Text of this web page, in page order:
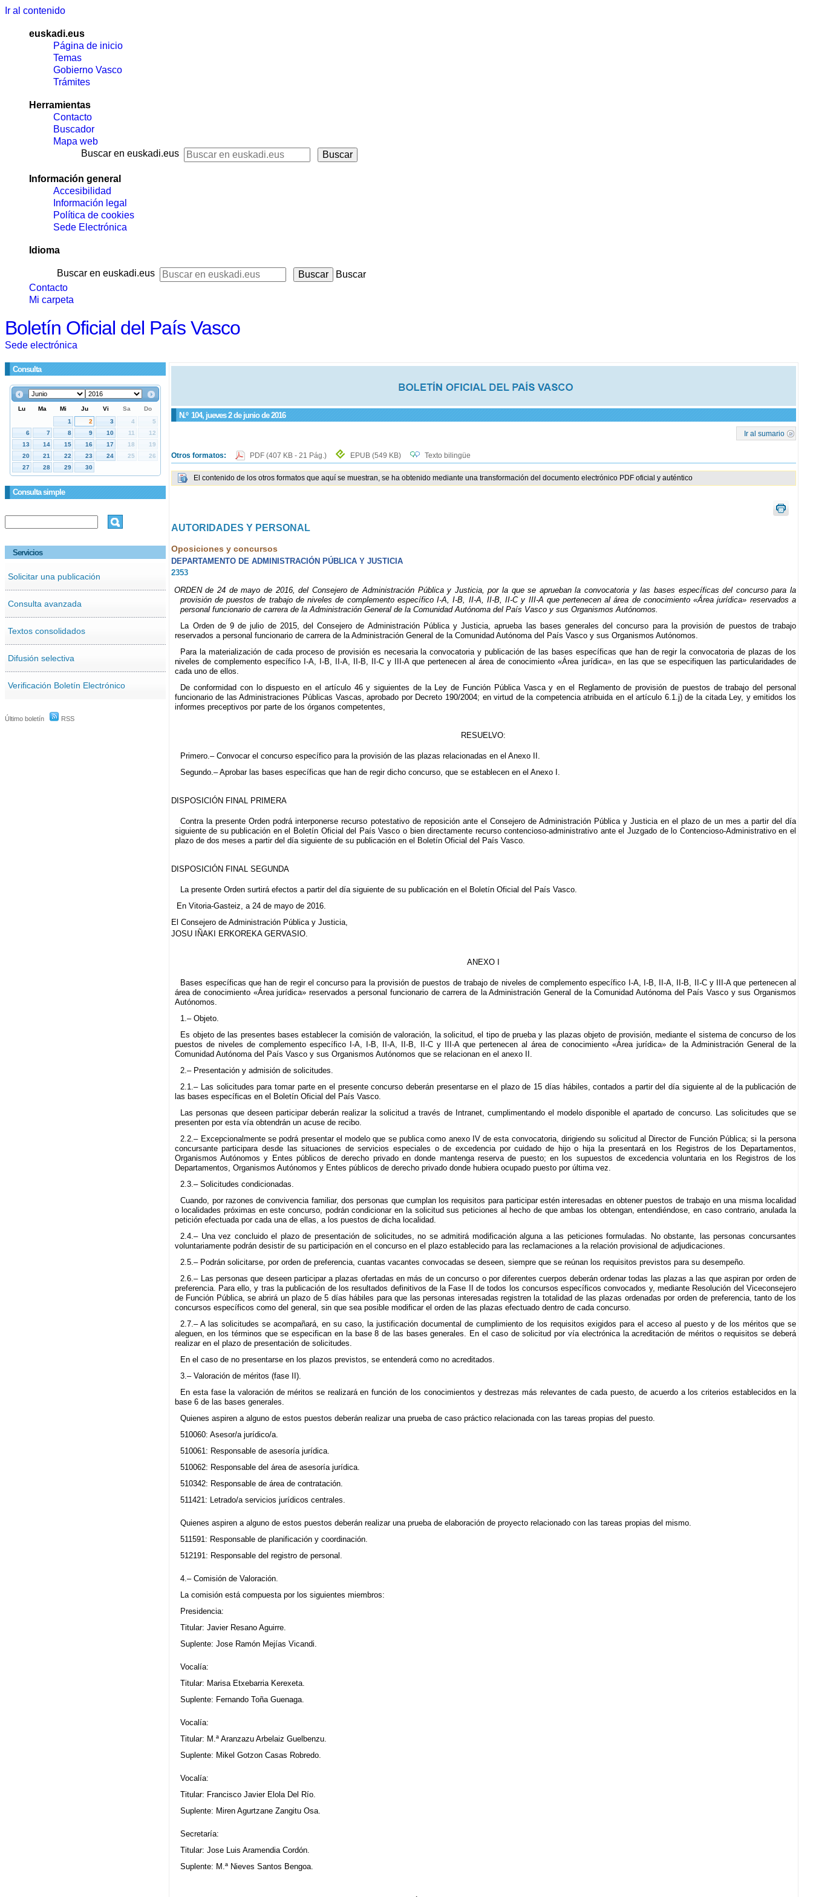
Ir al contenido
euskadi.eus
Página de inicio
Temas
Gobierno Vasco
Trámites
Herramientas
Contacto
Buscador
Mapa web
Buscar en euskadi.eus
Información general
Accesibilidad
Información legal
Política de cookies
Sede Electrónica
Idioma
Buscar en euskadi.eus
Buscar
Contacto
Mi carpeta
Boletín Oficial del País Vasco
Sede electrónica
Consulta
Consulta simple
Servicios
Solicitar una publicación
Consulta avanzada
Textos consolidados
Difusión selectiva
Verificación Boletín Electrónico
Último boletín RSS
N.º 104, jueves 2 de junio de 2016
Ir al sumario
Otros formatos: PDF (407 KB - 21 Pág.) EPUB (549 KB) Texto bilingüe
El contenido de los otros formatos que aquí se muestran, se ha obtenido mediante una transformación del documento electrónico PDF oficial y auténtico
AUTORIDADES Y PERSONAL
Oposiciones y concursos
DEPARTAMENTO DE ADMINISTRACIÓN PÚBLICA Y JUSTICIA
2353
ORDEN de 24 de mayo de 2016, del Consejero de Administración Pública y Justicia, por la que se aprueban la convocatoria y las bases específicas del concurso para la
provisión de puestos de trabajo de niveles de complemento específico I-A, I-B, II-A, II-B, II-C y III-A que pertenecen al área de conocimiento «Área jurídica» reservados a
personal funcionario de carrera de la Administración General de la Comunidad Autónoma del País Vasco y sus Organismos Autónomos.
La Orden de 9 de julio de 2015, del Consejero de Administración Pública y Justicia, aprueba las bases generales del concurso para la provisión de puestos de trabajo
reservados a personal funcionario de carrera de la Administración General de la Comunidad Autónoma del País Vasco y sus Organismos Autónomos.
Para la materialización de cada proceso de provisión es necesaria la convocatoria y publicación de las bases específicas que han de regir la convocatoria de plazas de los
niveles de complemento específico I-A, I-B, II-A, II-B, II-C y III-A que pertenecen al área de conocimiento «Área jurídica», en las que se especifiquen las particularidades de
cada uno de ellos.
De conformidad con lo dispuesto en el artículo 46 y siguientes de la Ley de Función Pública Vasca y en el Reglamento de provisión de puestos de trabajo del personal
funcionario de las Administraciones Públicas Vascas, aprobado por Decreto 190/2004; en virtud de la competencia atribuida en el artículo 6.1.j) de la citada Ley, y emitidos los
informes preceptivos por parte de los órganos competentes,
RESUELVO:
Primero.– Convocar el concurso específico para la provisión de las plazas relacionadas en el Anexo II.
Segundo.– Aprobar las bases específicas que han de regir dicho concurso, que se establecen en el Anexo I.
DISPOSICIÓN FINAL PRIMERA
Contra la presente Orden podrá interponerse recurso potestativo de reposición ante el Consejero de Administración Pública y Justicia en el plazo de un mes a partir del día
siguiente de su publicación en el Boletín Oficial del País Vasco o bien directamente recurso contencioso-administrativo ante el Juzgado de lo Contencioso-Administrativo en el
plazo de dos meses a partir del día siguiente de su publicación en el Boletín Oficial del País Vasco.
DISPOSICIÓN FINAL SEGUNDA
La presente Orden surtirá efectos a partir del día siguiente de su publicación en el Boletín Oficial del País Vasco.
En Vitoria-Gasteiz, a 24 de mayo de 2016.
El Consejero de Administración Pública y Justicia,
JOSU IÑAKI ERKOREKA GERVASIO.
ANEXO I
Bases específicas que han de regir el concurso para la provisión de puestos de trabajo de niveles de complemento específico I-A, I-B, II-A, II-B, II-C y III-A que pertenecen al
área de conocimiento «Área jurídica» reservados a personal funcionario de carrera de la Administración General de la Comunidad Autónoma del País Vasco y sus Organismos
Autónomos.
1.– Objeto.
Es objeto de las presentes bases establecer la comisión de valoración, la solicitud, el tipo de prueba y las plazas objeto de provisión, mediante el sistema de concurso de los
puestos de niveles de complemento específico I-A, I-B, II-A, II-B, II-C y III-A que pertenecen al área de conocimiento «Área jurídica» de la Administración General de la
Comunidad Autónoma del País Vasco y sus Organismos Autónomos que se relacionan en el anexo II.
2.– Presentación y admisión de solicitudes.
2.1.– Las solicitudes para tomar parte en el presente concurso deberán presentarse en el plazo de 15 días hábiles, contados a partir del día siguiente al de la publicación de
las bases específicas en el Boletín Oficial del País Vasco.
Las personas que deseen participar deberán realizar la solicitud a través de Intranet, cumplimentando el modelo disponible el apartado de concurso. Las solicitudes que se
presenten por esta vía obtendrán un acuse de recibo.
2.2.– Excepcionalmente se podrá presentar el modelo que se publica como anexo IV de esta convocatoria, dirigiendo su solicitud al Director de Función Pública; si la persona
concursante participara desde las situaciones de servicios especiales o de excedencia por cuidado de hijo o hija la presentará en los Registros de los Departamentos,
Organismos Autónomos y Entes públicos de derecho privado en donde mantenga reserva de puesto; en los supuestos de excedencia voluntaria en los Registros de los
Departamentos, Organismos Autónomos y Entes públicos de derecho privado donde hubiera ocupado puesto por última vez.
2.3.– Solicitudes condicionadas.
Cuando, por razones de convivencia familiar, dos personas que cumplan los requisitos para participar estén interesadas en obtener puestos de trabajo en una misma localidad
o localidades próximas en este concurso, podrán condicionar en la solicitud sus peticiones al hecho de que ambas los obtengan, entendiéndose, en caso contrario, anulada la
petición efectuada por cada una de ellas, a los puestos de dicha localidad.
2.4.– Una vez concluido el plazo de presentación de solicitudes, no se admitirá modificación alguna a las peticiones formuladas. No obstante, las personas concursantes
voluntariamente podrán desistir de su participación en el concurso en el plazo establecido para las reclamaciones a la relación provisional de adjudicaciones.
2.5.– Podrán solicitarse, por orden de preferencia, cuantas vacantes convocadas se deseen, siempre que se reúnan los requisitos previstos para su desempeño.
2.6.– Las personas que deseen participar a plazas ofertadas en más de un concurso o por diferentes cuerpos deberán ordenar todas las plazas a las que aspiran por orden de
preferencia. Para ello, y tras la publicación de los resultados definitivos de la Fase II de todos los concursos específicos convocados y, mediante Resolución del Viceconsejero
de Función Pública, se abrirá un plazo de 5 días hábiles para que las personas interesadas registren la totalidad de las plazas ordenadas por orden de preferencia, tanto de los
concursos específicos como del general, sin que sea posible modificar el orden de las plazas efectuado dentro de cada concurso.
2.7.– A las solicitudes se acompañará, en su caso, la justificación documental de cumplimiento de los requisitos exigidos para el acceso al puesto y de los méritos que se
aleguen, en los términos que se especifican en la base 8 de las bases generales. En el caso de solicitud por vía electrónica la acreditación de méritos o requisitos se deberá
realizar en el plazo de presentación de solicitudes.
En el caso de no presentarse en los plazos previstos, se entenderá como no acreditados.
3.– Valoración de méritos (fase II).
En esta fase la valoración de méritos se realizará en función de los conocimientos y destrezas más relevantes de cada puesto, de acuerdo a los criterios establecidos en la
base 6 de las bases generales.
Quienes aspiren a alguno de estos puestos deberán realizar una prueba de caso práctico relacionada con las tareas propias del puesto.
510060: Asesor/a jurídico/a.
510061: Responsable de asesoría jurídica.
510062: Responsable del área de asesoría jurídica.
510342: Responsable de área de contratación.
511421: Letrado/a servicios jurídicos centrales.
Quienes aspiren a alguno de estos puestos deberán realizar una prueba de elaboración de proyecto relacionado con las tareas propias del mismo.
511591: Responsable de planificación y coordinación.
512191: Responsable del registro de personal.
4.– Comisión de Valoración.
La comisión está compuesta por los siguientes miembros:
Presidencia:
Titular: Javier Resano Aguirre.
Suplente: Jose Ramón Mejías Vicandi.
Vocalía:
Titular: Marisa Etxebarria Kerexeta.
Suplente: Fernando Toña Guenaga.
Vocalía:
Titular: M.ª Aranzazu Arbelaiz Guelbenzu.
Suplente: Mikel Gotzon Casas Robredo.
Vocalía:
Titular: Francisco Javier Elola Del Río.
Suplente: Miren Agurtzane Zangitu Osa.
Secretaría:
Titular: Jose Luis Aramendia Cordón.
Suplente: M.ª Nieves Santos Bengoa.